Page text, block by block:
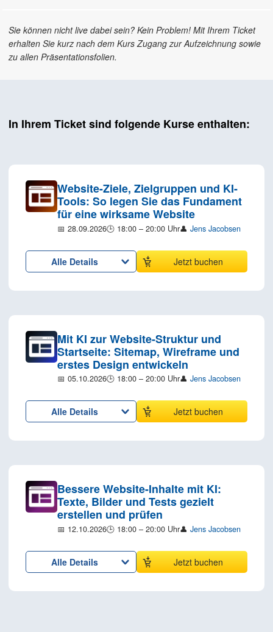
Sie können nicht live dabei sein? Kein Problem! Mit Ihrem Ticket
erhalten Sie kurz nach dem Kurs Zugang zur Aufzeichnung sowie
zu allen Präsentationsfolien.
In Ihrem Ticket sind folgende Kurse enthalten:
Website-Ziele, Zielgruppen und KI-
Tools: So legen Sie das Fundament
für eine wirksame Website
📅 28.09.2026🕒 18:00 – 20:00 Uhr👤 Jens Jacobsen
Alle Details Jetzt buchen
Mit KI zur Website-Struktur und
Startseite: Sitemap, Wireframe und
erstes Design entwickeln
📅 05.10.2026🕒 18:00 – 20:00 Uhr👤 Jens Jacobsen
Alle Details Jetzt buchen
Bessere Website-Inhalte mit KI:
Texte, Bilder und Tests gezielt
erstellen und prüfen
📅 12.10.2026🕒 18:00 – 20:00 Uhr👤 Jens Jacobsen
Alle Details Jetzt buchen